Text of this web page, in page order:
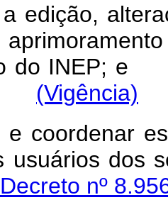
edição,
do
(Vigência)
coordenar
usuários
nº